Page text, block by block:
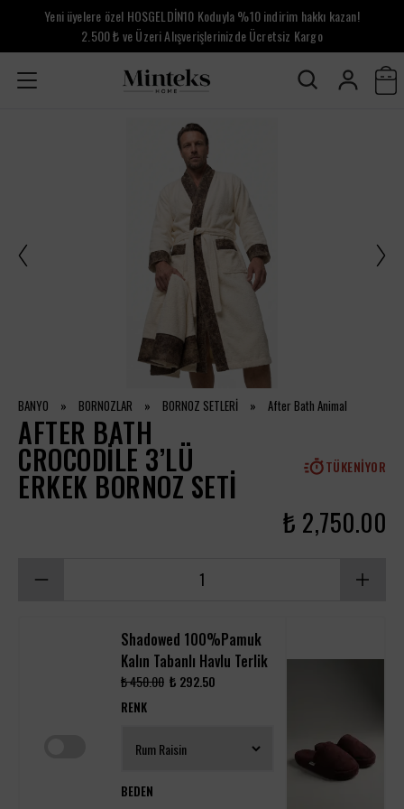
Yeni üyelere özel HOSGELDİN10 Koduyla %10 indirim hakkı kazan!
2.500 ₺ ve Üzeri Alışverişlerinizde Ücretsiz Kargo
BANYO » BORNOZLAR » BORNOZ SETLERİ » After Bath Animal
AFTER BATH
CROCODILE 3’LÜ
ERKEK BORNOZ SETI TÜKENIYOR
₺ 2,750.00
Shadowed 100%Pamuk
Kalın Tabanlı Havlu Terlik
₺ 450.00 ₺ 292.50
RENK
BEDEN